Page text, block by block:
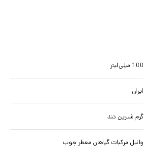
100 میلی‌لیتر
ایران
گرم شیرین تند
وانیل مرکبات گیاهان معطر چوب